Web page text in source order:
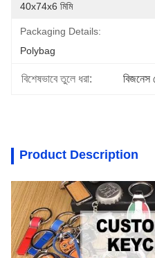
40x74x6 মিমি
Packaging Details:
Polybag
বিশেষভাবে তুলে ধরা: বিজনেস
Product Description